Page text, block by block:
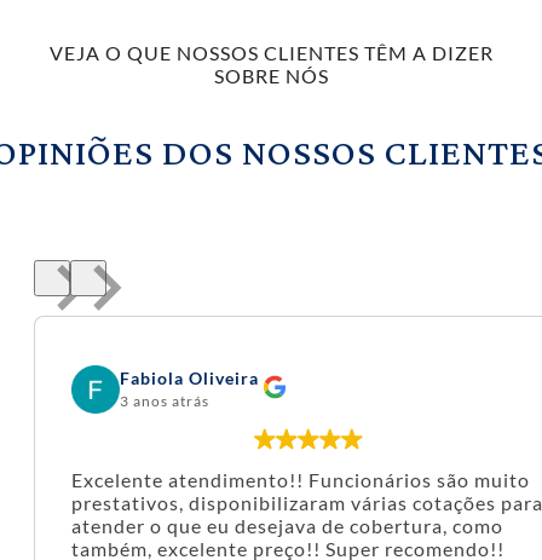
VEJA O QUE NOSSOS CLIENTES TÊM A DIZER
SOBRE NÓS
DOS NOSSOS
Fabiola Oliveira
3 anos atrás
Excelente atendimento!! Funcionários são muito
prestativos, disponibilizaram várias cotações para
atender o que eu desejava de cobertura, como
também, excelente preço!! Super recomendo!!